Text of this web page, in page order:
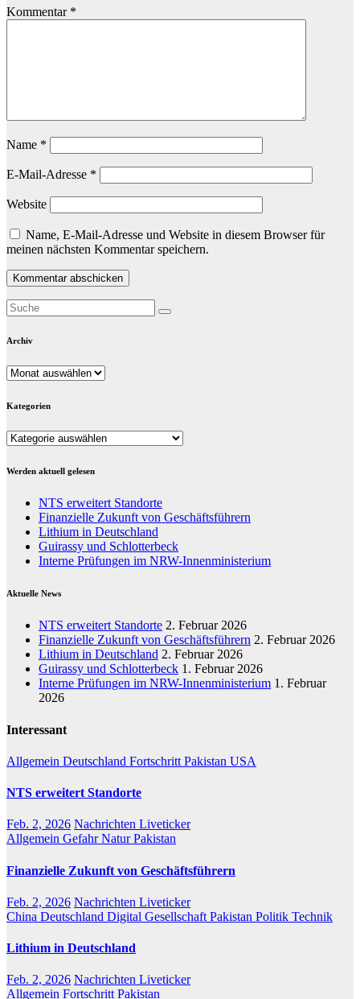
Kommentar *
Name *
E-Mail-Adresse *
Website
Name, E-Mail-Adresse und Website in diesem Browser für
meinen nächsten Kommentar speichern.
Archiv
Archiv
Kategorien
Kategorien
Werden aktuell gelesen
NTS erweitert Standorte
Finanzielle Zukunft von Geschäftsführern
Lithium in Deutschland
Guirassy und Schlotterbeck
Interne Prüfungen im NRW-Innenministerium
Aktuelle News
NTS erweitert Standorte 2. Februar 2026
Finanzielle Zukunft von Geschäftsführern 2. Februar 2026
Lithium in Deutschland 2. Februar 2026
Guirassy und Schlotterbeck 1. Februar 2026
Interne Prüfungen im NRW-Innenministerium 1. Februar
2026
Interessant
Allgemein Deutschland Fortschritt Pakistan USA
NTS erweitert Standorte
Feb. 2, 2026 Nachrichten Liveticker
Allgemein GefahrNaturPakistan
Finanzielle Zukunft von Geschäftsführern
Feb. 2, 2026 Nachrichten Liveticker
China Deutschland Digital Gesellschaft Pakistan Politik Technik
Lithium in Deutschland
Feb. 2, 2026 Nachrichten Liveticker
Allgemein Fortschritt Pakistan